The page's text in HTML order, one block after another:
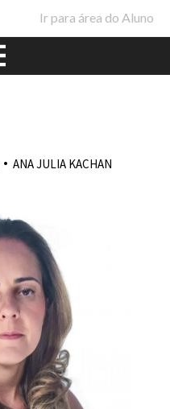
Ir para área do Aluno
• ANA JULIA KACHAN